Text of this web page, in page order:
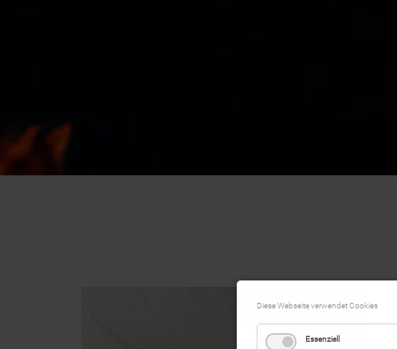
Diese Webseite verwendet Cookies
Essenziell